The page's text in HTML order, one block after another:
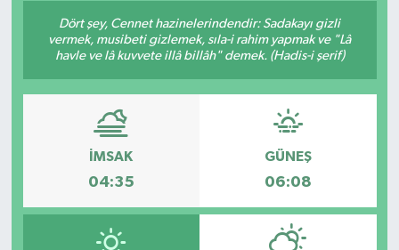
Dört şey, Cennet hazinelerindendir: Sadakayı gizli
vermek, musibeti gizlemek, sıla-i rahim yapmak ve "Lâ
havle ve lâ kuvvete illâ billâh" demek. (Hadis-i şerif)
İMSAK
04:35
GÜNEŞ
06:08
Son Dakika
Teknoloji